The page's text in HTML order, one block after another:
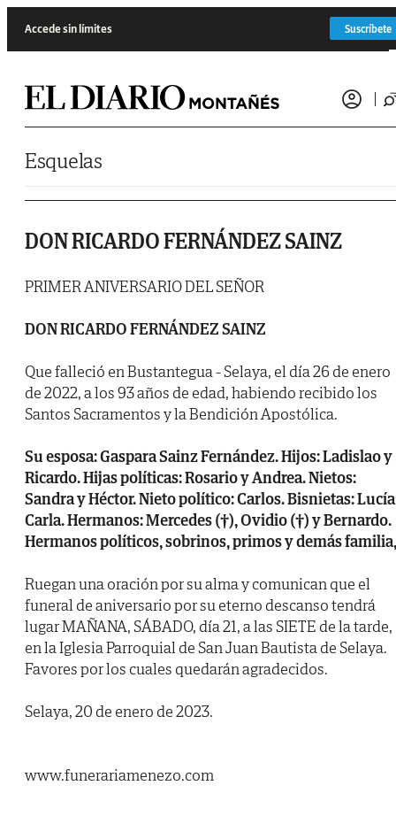
Accede sin límites Suscríbete
Esquelas
DON RICARDO FERNÁNDEZ SAINZ
PRIMER ANIVERSARIO DEL SEÑOR
DON RICARDO FERNÁNDEZ SAINZ
Que falleció en Bustantegua - Selaya, el día 26 de enero
de 2022, a los 93 años de edad, habiendo recibido los
Santos Sacramentos y la Bendición Apostólica.
Su esposa: Gaspara Sainz Fernández. Hijos: Ladislao y
Ricardo. Hijas políticas: Rosario y Andrea. Nietos:
Sandra y Héctor. Nieto político: Carlos. Bisnietas:
Carla. Hermanos: Mercedes (†), Ovidio (†) y Bernardo.
Hermanos políticos, sobrinos, primos y demás familia,
Ruegan una oración por su alma y comunican que el
funeral de aniversario por su eterno descanso tendrá
lugar MAÑANA, SÁBADO, día 21, a las SIETE de la tarde,
en la Iglesia Parroquial de San Juan Bautista de Selaya.
Favores por los cuales quedarán agradecidos.
Selaya, 20 de enero de 2023.
www.funerariamenezo.com